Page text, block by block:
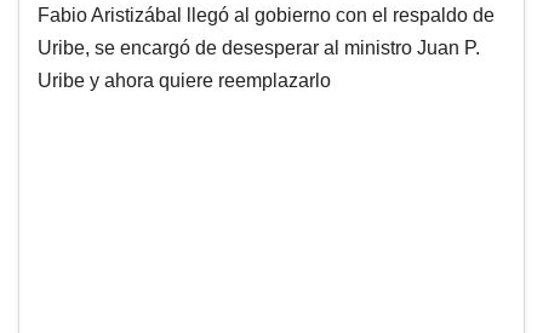
Fabio Aristizábal llegó al gobierno con el respaldo de
Uribe, se encargó de desesperar al ministro Juan P.
Uribe y ahora quiere reemplazarlo